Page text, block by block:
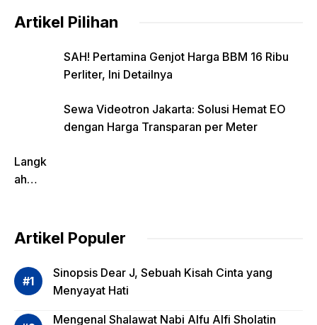
Artikel Pilihan
SAH! Pertamina Genjot Harga BBM 16 Ribu
Perliter, Ini Detailnya
Sewa Videotron Jakarta: Solusi Hemat EO
dengan Harga Transparan per Meter
Langk
ah
dalam
si
Risiko
asi
Artikel Populer
Sinopsis Dear J, Sebuah Kisah Cinta yang
Menyayat Hati
Mengenal Shalawat Nabi Alfu Alfi Sholatin